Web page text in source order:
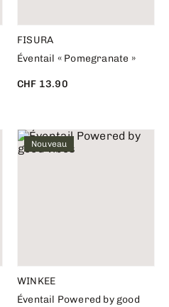
FISURA
Éventail « Pomegranate »
CHF 13.90
Nouveau
WINKEE
Éventail Powered by good